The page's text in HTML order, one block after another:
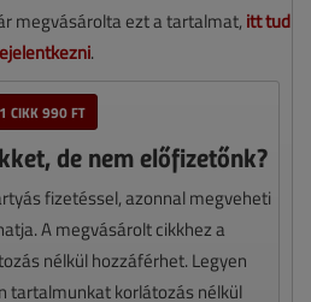
megvásárolta ezt a tartalmat, itt tud
.
1 CIKK 990 FT
de nem előfizetőnk?
fizetéssel, azonnal megveheti
A megvásárolt cikkhez a
nélkül hozzáférhet. Legyen
tartalmunkat korlátozás nélkül